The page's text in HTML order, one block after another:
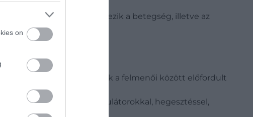
on
halmozottan jelentkezik a betegség, illetve az
a férfiaknál, akiknek a felmenői között előfordult
(elemekkel, akkumulátorokkal, hegesztéssel,